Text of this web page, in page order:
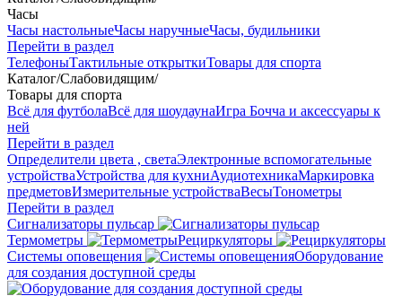
Часы
Часы настольныеЧасы наручныеЧасы, будильники
Перейти в раздел
ТелефоныТактильные открыткиТовары для спорта
Каталог/Слабовидящим/
Товары для спорта
Всё для футболаВсё для шоудаунаИгра Бочча и аксессуары к
ней
Перейти в раздел
Определители цвета , светаЭлектронные вспомогательные
устройстваУстройства для кухниАудиотехникаМаркировка
предметовИзмерительные устройстваВесыТонометры
Перейти в раздел
Сигнализаторы пульсар
Термометры
Рециркуляторы
Cистемы оповещения
Оборудование
для создания доступной среды